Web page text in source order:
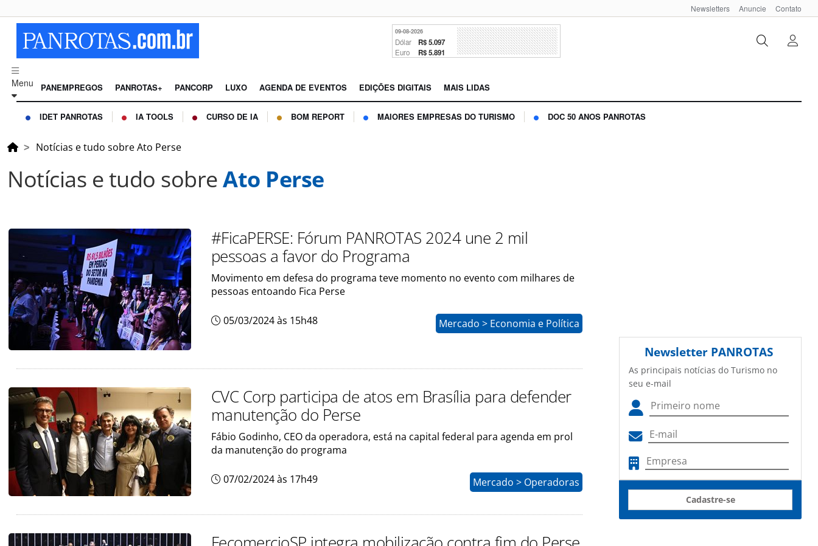
Newsletters Anuncie Contato
09-08-2026
Dólar R$ 5.097
Euro R$ 5.891
Menu PANEMPREGOS PANROTAS+ PANCORP LUXO AGENDA DE EVENTOS EDIÇÕES DIGITAIS MAIS LIDAS
IDET PANROTAS IA TOOLS CURSO DE IA BOM REPORT MAIORES EMPRESAS DO TURISMO DOC 50 ANOS PANROTAS
Notícias e tudo sobre Ato Perse
Notícias e tudo sobreAto Perse
#FicaPERSE: Fórum PANROTAS 2024 une 2 mil
pessoas a favor do Programa
Movimento em defesa do programa teve momento no evento com milhares de
pessoas entoando Fica Perse
05/03/2024 às 15h48 Mercado > Economia e Política
CVC Corp participa de atos em Brasília para defender
manutenção do Perse
Fábio Godinho, CEO da operadora, está na capital federal para agenda em prol
da manutenção do programa
07/02/2024 às 17h49 Mercado > Operadoras
Newsletter PANROTAS
As principais notícias do Turismo no
seu e-mail
Cadastre-se